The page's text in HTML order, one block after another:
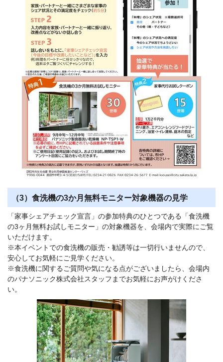
（3）食洗機の3か月無料モニター対象機器の見学
「家事シェアチェック宣言」の参加特典のひとつである「食洗機
の3ヶ月無料お試しモニター」の対象機器を、会場内で実際にご覧
いただけます。
※本イベントでの食洗機の販売・勧誘等は一切行いませんので、
安心してお気軽にご見学ください。
※食洗機に関するご質問や気になる点がございましたら、会場内
のパナソニック株式会社スタッフまでお気軽にお声がけくださ
い。